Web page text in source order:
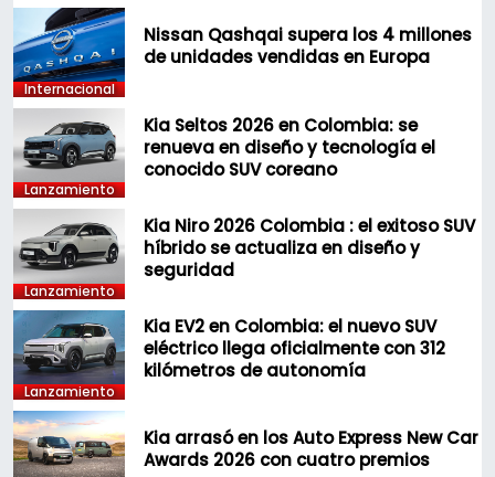
Internacional
Nissan Qashqai supera los 4 millones
de unidades vendidas en Europa
Lanzamiento
Kia Seltos 2026 en Colombia: se
renueva en diseño y tecnología el
conocido SUV coreano
Lanzamiento
Kia Niro 2026 Colombia : el exitoso SUV
híbrido se actualiza en diseño y
seguridad
Lanzamiento
Kia EV2 en Colombia: el nuevo SUV
eléctrico llega oficialmente con 312
kilómetros de autonomía
Kia arrasó en los Auto Express New Car
Awards 2026 con cuatro premios